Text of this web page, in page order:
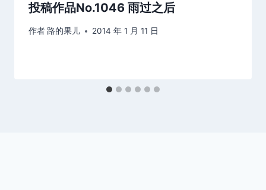
投稿作品No.1046 雨过之后
作者 路的果儿 2014 年 1 月 11 日